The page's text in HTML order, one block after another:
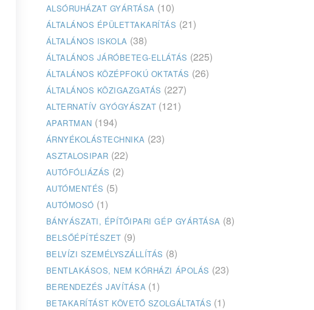
ALSÓRUHÁZAT GYÁRTÁSA (10)
ÁLTALÁNOS ÉPÜLETTAKARÍTÁS (21)
ÁLTALÁNOS ISKOLA (38)
ÁLTALÁNOS JÁRÓBETEG-ELLÁTÁS (225)
ÁLTALÁNOS KÖZÉPFOKÚ OKTATÁS (26)
ÁLTALÁNOS KÖZIGAZGATÁS (227)
ALTERNATÍV GYÓGYÁSZAT (121)
APARTMAN (194)
ÁRNYÉKOLÁSTECHNIKA (23)
ASZTALOSIPAR (22)
AUTÓFÓLIÁZÁS (2)
AUTÓMENTÉS (5)
AUTÓMOSÓ (1)
BÁNYÁSZATI, ÉPÍTŐIPARI GÉP GYÁRTÁSA (8)
BELSŐÉPÍTÉSZET (9)
BELVÍZI SZEMÉLYSZÁLLÍTÁS (8)
BENTLAKÁSOS, NEM KÓRHÁZI ÁPOLÁS (23)
BERENDEZÉS JAVÍTÁSA (1)
BETAKARÍTÁST KÖVETŐ SZOLGÁLTATÁS (1)